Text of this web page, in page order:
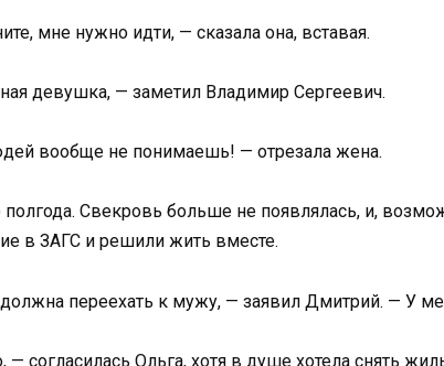
мне нужно идти, — сказала она, вставая.
девушка, — заметил Владимир Сергеевич.
вообще не понимаешь! — отрезала жена.
Свекровь больше не появлялась, и,
в ЗАГС и решили жить вместе.
переехать к мужу, — заявил Дмитрий. — У
— согласилась Ольга, хотя в душе хотела снять